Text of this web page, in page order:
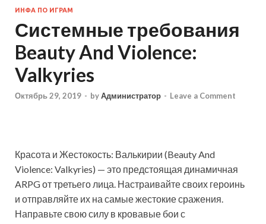
ИНФА ПО ИГРАМ
Системные требования
Beauty And Violence:
Valkyries
Октябрь 29, 2019 - byАдминистратор - Leave a Comment
Красота и Жестокость: Валькирии (Beauty And
Violence: Valkyries) — это предстоящая динамичная
ARPG от третьего лица. Настраивайте своих героинь
и отправляйте их на самые жестокие сражения.
Направьте свою силу в кровавые бои с